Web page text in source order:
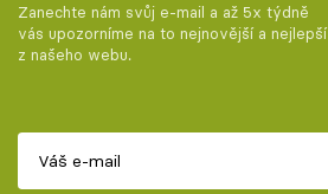
Zanechte nám svůj e-mail a až 5x týdně
vás upozorníme na to nejnovější a nejlepší
z našeho webu.